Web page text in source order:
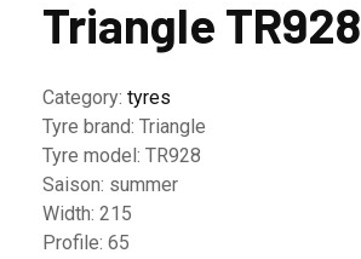
Triangle TR928
Category: tyres
Tyre brand: Triangle
Tyre model: TR928
Saison: summer
Width: 215
Profile: 65